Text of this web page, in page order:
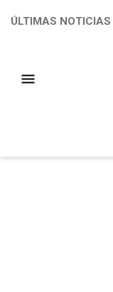
ÚLTIMAS NOTICIAS